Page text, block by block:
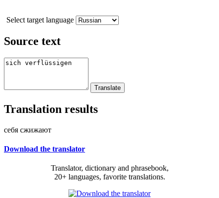
Select target language
Source text
Translation results
себя сжижают
Download the translator
Translator, dictionary and phrasebook,
20+ languages, favorite translations.